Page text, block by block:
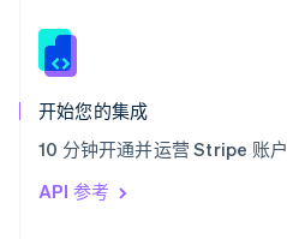
开始您的集成
10 分钟开通并运营 Stripe 账户
API 参考
新西兰
匈牙利
English
ItalianoEnglish
印度
English